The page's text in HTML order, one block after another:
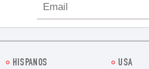
HISPANOS USA